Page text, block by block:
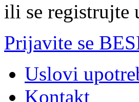
ili se registrujte
Prijavite se
Uslovi
Kontakt